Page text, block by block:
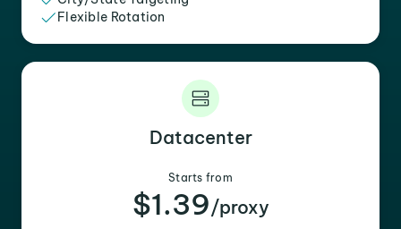
Flexible Rotation
Datacenter
Starts from
$1.39/proxy